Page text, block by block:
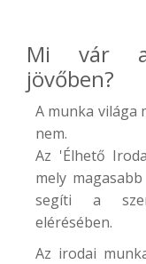
Mi vár a
jövőben?
A munka világa
nem.
Az 'Élhető
mely
segíti a
elérésében.
Az irodai